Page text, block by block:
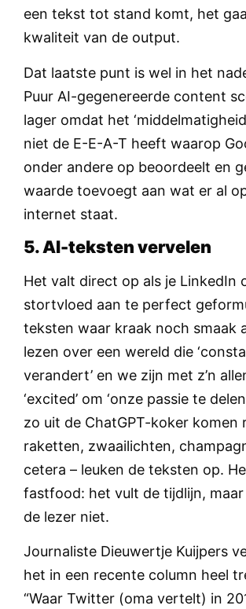
een tekst tot stand komt, het
kwaliteit van de output.
Dat laatste punt is wel in het
Puur AI-gegenereerde content
lager omdat het
niet de E-E-A-T heeft waarop
onder andere op beoordeelt en
waarde toevoegt aan wat er al
internet staat.
5. AI-teksten vervelen
Het valt direct op als je LinkedIn
stortvloed aan te perfect
teksten waar kraak noch smaak
lezen over een wereld die
verandert’ en we zijn met z’n
‘excited’ om ‘onze passie te
zo uit de ChatGPT-koker komen
raketten, zwaailichten,
cetera – leuken de teksten op.
fastfood: het vult de tijdlijn,
de lezer niet.
Journaliste Dieuwertje Kuijpers
het in een recente column heel
“Waar Twitter (oma vertelt) in